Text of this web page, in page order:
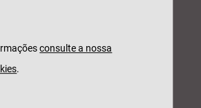
consulte a nossa
.